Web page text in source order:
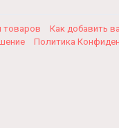
товаров Как добавить
Политика